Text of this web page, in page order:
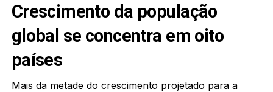
Crescimento da população
global se concentra em oito
países
Mais da metade do crescimento projetado para a